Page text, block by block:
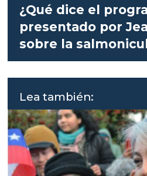
¿Qué dice el
presentado por
sobre la
Lea también: